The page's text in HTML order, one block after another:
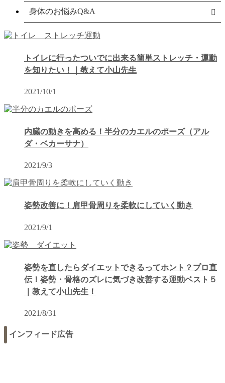
身体のお悩みQ&A
トイレに行ったついでに出来る簡単ストレッチ・運動
を知りたい！｜教えて小山先生
2021/10/1
内臓の動きを高める！半分のカエルのポーズ（アル
ダ・ベカーサナ）
2021/9/3
姿勢改善に！肩甲骨周りを柔軟にしていく動き
2021/9/1
姿勢を直したらダイエットできるってホント？プロ直
伝！姿勢・骨格のズレに気づき改善する運動ベスト５
｜教えて小山先生！
2021/8/31
インフィード広告